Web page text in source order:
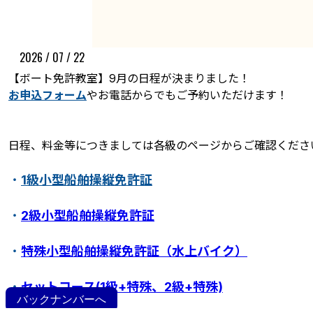
ボート免許教室
特定操縦免許
2026 / 07 / 22
【ボート免許教室】9月の日程が決まりました！
お申込フォームやお電話からでもご予約いただけます！
日程、料金等につきましては各級のページからご確認くださ
・ 1級小型船舶操縦免許証
・ 2級小型船舶操縦免許証
・ 特殊小型船舶操縦免許証（水上バイク）
・セットコース(1級+特殊、2級+特殊)
バックナンバーへ